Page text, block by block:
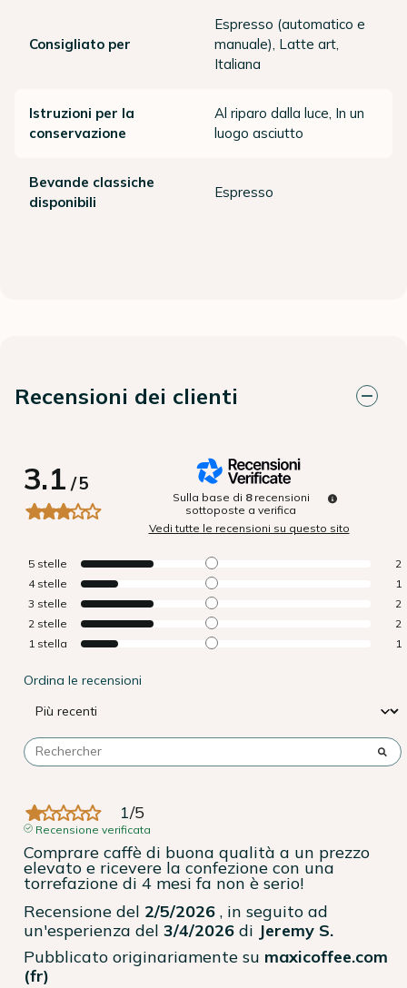
Consigliato per
Espresso (automatico e
manuale), Latte art,
Italiana
Istruzioni per la
conservazione
Al riparo dalla luce, In un
luogo asciutto
Bevande classiche
disponibili
Espresso
Recensioni dei clienti
3.1/5
Sulla base di 8 recensioni
sottoposte a verifica
Vedi tutte le recensioni su questo sito
5 stelle
2
4 stelle
1
3 stelle
2
2 stelle
2
1 stella 1
Ordina le recensioni
1/5
Recensione verificata
Comprare caffè di buona qualità a un prezzo
elevato e ricevere la confezione con una
torrefazione di 4 mesi fa non è serio!
Recensione del 2/5/2026 , in seguito ad
un'esperienza del 3/4/2026 di Jeremy S.
Pubblicato originariamente su maxicoffee.com
(fr)